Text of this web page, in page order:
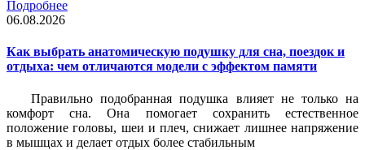
Подробнее
06.08.2026
Как выбрать анатомическую подушку для сна, поездок и
отдыха: чем отличаются модели с эффектом памяти
Правильно подобранная подушка влияет не только на
комфорт сна. Она помогает сохранить естественное
положение головы, шеи и плеч, снижает лишнее напряжение
в мышцах и делает отдых более стабильным